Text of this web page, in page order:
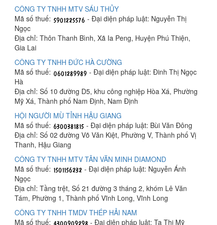
CÔNG TY TNHH MTV SÁU THỦY
Mã số thuế:
- Đại diện pháp luật: Nguyễn Thị
Ngọc
Địa chỉ: Thôn Thanh Bình, Xã Ia Peng, Huyện Phú Thiện,
Gia Lai
CÔNG TY TNHH ĐỨC HÀ CƯỜNG
Mã số thuế:
- Đại diện pháp luật: Đinh Thị Ngọc
Hà
Địa chỉ: Số 10 đường D5, khu công nghiệp Hòa Xá, Phường
Mỹ Xá, Thành phố Nam Định, Nam Định
HỘI NGƯỜI MÙ TỈNH HẬU GIANG
Mã số thuế:
- Đại diện pháp luật: Bùi Văn Đông
Địa chỉ: Số 02 đường Võ Văn Kiệt, Phường V, Thành phố Vị
Thanh, Hậu Giang
CÔNG TY TNHH MTV TÂN VĂN MINH DIAMOND
Mã số thuế:
- Đại diện pháp luật: Nguyễn Ánh
Ngọc
Địa chỉ: Tầng trệt, Số 21 đường 3 tháng 2, khóm Lê Văn
Tám, Phường 1, Thành phố Vĩnh Long, Vĩnh Long
CÔNG TY TNHH TMDV THÉP HẢI NAM
Mã số thuế:
- Đại diện pháp luật: Tạ Thị Mỹ